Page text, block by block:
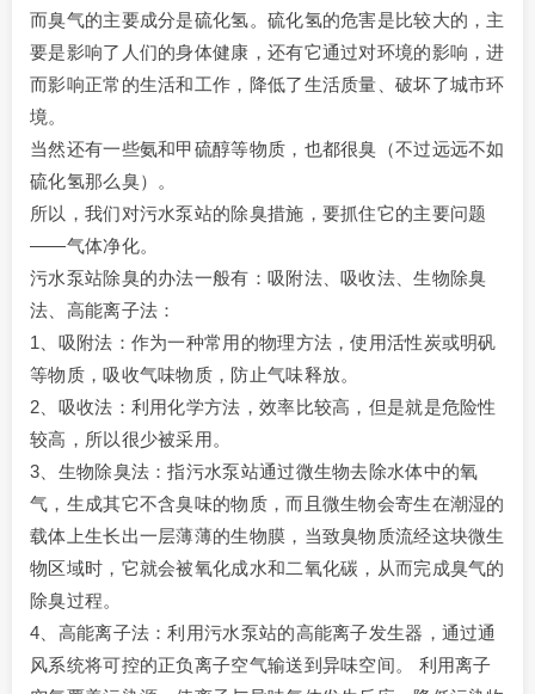
而臭气的主要成分是硫化氢。硫化氢的危害是比较大的，主
要是影响了人们的身体健康，还有它通过对环境的影响，进
而影响正常的生活和工作，降低了生活质量、破坏了城市环
境。
当然还有一些氨和甲硫醇等物质，也都很臭（不过远远不如
硫化氢那么臭）。
所以，我们对污水泵站的除臭措施，要抓住它的主要问题
——气体净化。
污水泵站除臭的办法一般有：吸附法、吸收法、生物除臭
法、高能离子法：
1、吸附法：作为一种常用的物理方法，使用活性炭或明矾
等物质，吸收气味物质，防止气味释放。
2、吸收法：利用化学方法，效率比较高，但是就是危险性
较高，所以很少被采用。
3、生物除臭法：指污水泵站通过微生物去除水体中的氧
气，生成其它不含臭味的物质，而且微生物会寄生在潮湿的
载体上生长出一层薄薄的生物膜，当致臭物质流经这块微生
物区域时，它就会被氧化成水和二氧化碳，从而完成臭气的
除臭过程。
4、高能离子法：利用污水泵站的高能离子发生器，通过通
风系统将可控的正负离子空气输送到异味空间。 利用离子